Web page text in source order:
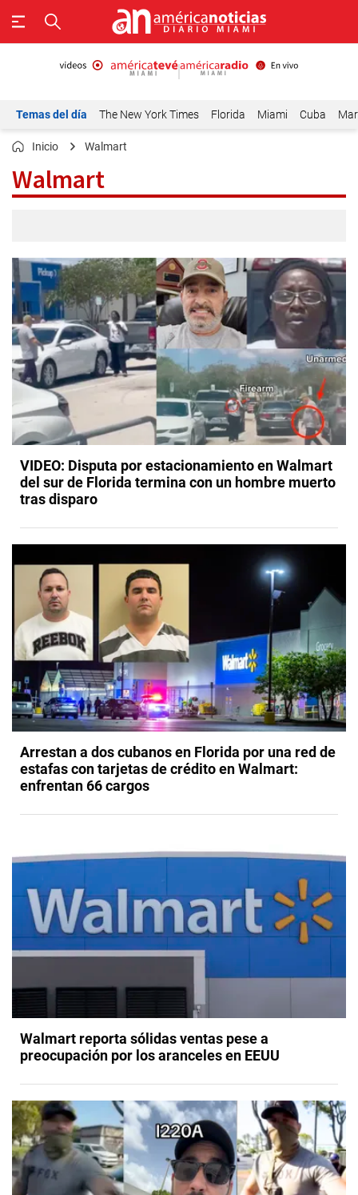
Temas del día The New York Times Florida Miami Cuba
Inicio Walmart
Walmart
VIDEO: Disputa por estacionamiento en Walmart
del sur de Florida termina con un hombre muerto
tras disparo
Arrestan a dos cubanos en Florida por una red de
estafas con tarjetas de crédito en Walmart:
enfrentan 66 cargos
Walmart reporta sólidas ventas pese a
preocupación por los aranceles en EEUU